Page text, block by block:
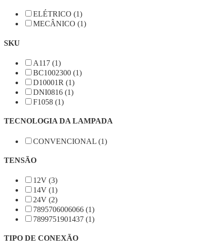
ELÉTRICO (1)
MECÂNICO (1)
SKU
A117 (1)
BC1002300 (1)
D10001R (1)
DNI0816 (1)
F1058 (1)
TECNOLOGIA DA LAMPADA
CONVENCIONAL (1)
TENSÃO
12V (3)
14V (1)
24V (2)
7895706006066 (1)
7899751901437 (1)
TIPO DE CONEXÃO